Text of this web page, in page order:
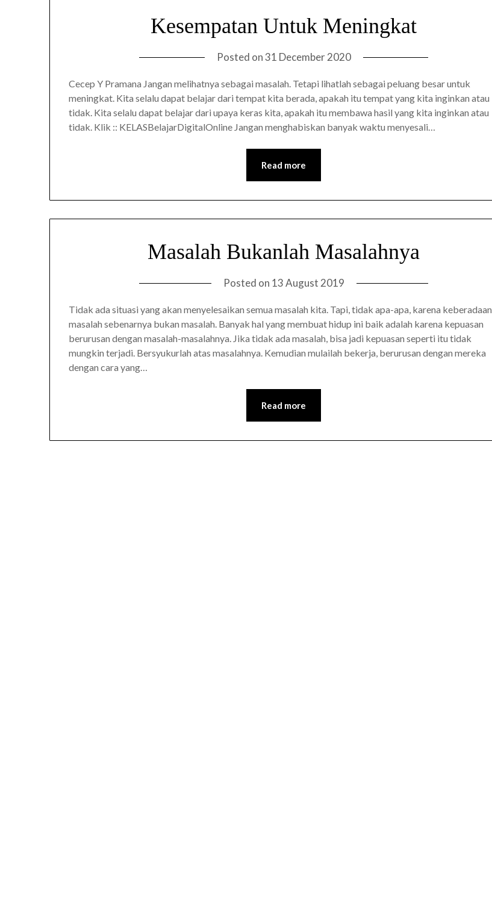
Kesempatan Untuk Meningkat
Posted on31 December 2020
Cecep Y Pramana Jangan melihatnya sebagai masalah. Tetapi lihatlah sebagai peluang besar untuk
meningkat. Kita selalu dapat belajar dari tempat kita berada, apakah itu tempat yang kita inginkan atau
tidak. Kita selalu dapat belajar dari upaya keras kita, apakah itu membawa hasil yang kita inginkan atau
tidak. Klik :: KELASBelajarDigitalOnline Jangan menghabiskan banyak waktu menyesali…
Read more
Masalah Bukanlah Masalahnya
Posted on 13 August 2019
Tidak ada situasi yang akan menyelesaikan semua masalah kita. Tapi, tidak apa-apa, karena keberadaan
masalah sebenarnya bukan masalah. Banyak hal yang membuat hidup ini baik adalah karena kepuasan
berurusan dengan masalah-masalahnya. Jika tidak ada masalah, bisa jadi kepuasan seperti itu tidak
mungkin terjadi. Bersyukurlah atas masalahnya. Kemudian mulailah bekerja, berurusan dengan mereka
dengan cara yang…
Read more